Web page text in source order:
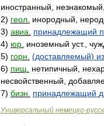
иностранный
незнакомый
2) геол инородный
3) авиа принадлежащий
4) юр иноземный уст.,
5) горн (доставляемый)
6) пищ нетипичный
несвойственный
7) бизн принадлежащий
Универсальный немецко-